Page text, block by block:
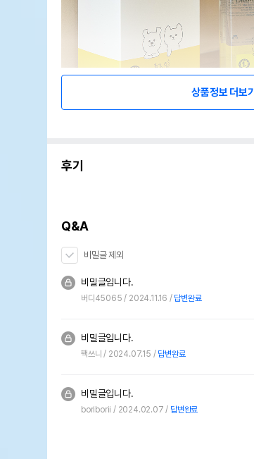
상품정보 더보기
후기
Q&A
비밀글 제외
비밀글입니다.
버디45065 2024.11.16 답변완료
비밀글입니다.
짹쓰니 2024.07.15 답변완료
비밀글입니다.
boriborii 2024.02.07 답변완료